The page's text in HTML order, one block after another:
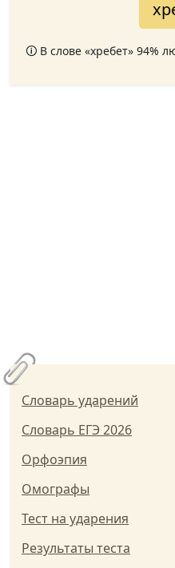
🛈 В слове «хребет» 94%
Словарь ударений
Словарь ЕГЭ 2026
Орфоэпия
Омографы
Тест на ударения
Результаты теста